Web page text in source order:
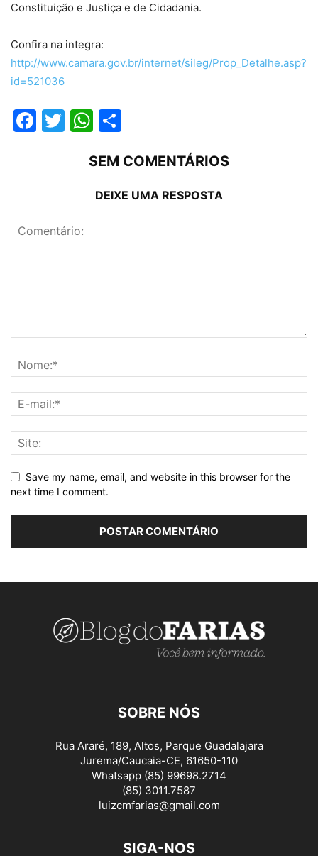
Constituição e Justiça e de Cidadania.
Confira na integra:
http://www.camara.gov.br/internet/sileg/Prop_Detalhe.asp?
id=521036
Facebook
TwitterWhatsApp
SEM COMENTÁRIOS
DEIXE UMA RESPOSTA
Save my name, email, and website in this browser for the
next time I comment.
SOBRE NÓS
Rua Araré, 189, Altos, Parque Guadalajara
Jurema/Caucaia-CE, 61650-110
Whatsapp (85) 99698.2714
(85) 3011.7587
luizcmfarias@gmail.com
SIGA-NOS